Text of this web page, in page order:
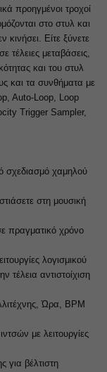
προηγμένοι τροχοί
στο στυλ και
κινήσει. Είτε ξύνετε
τέλειες μεταβάσεις,
και του στυλ
και τα συνθήματα με
Auto-Loop, Loop
Trigger Sampler,
σχεδιασμό χαμηλού
στη μουσική
πραγματικό χρόνο
λογισμικού
τέλεια αντιστοίχιση
Ώρα, BPM
με λειτουργίες
για βέλτιστη